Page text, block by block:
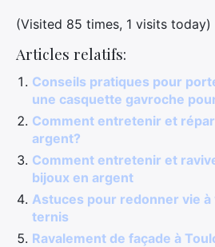
(Visited 85 times, 1 visits today)
Articles relatifs:
Conseils pratiques pour
une casquette gavroche
Comment entretenir et
argent?
Comment entretenir et
bijoux en argent
Astuces pour redonner vie
ternis
Ravalement de façade à